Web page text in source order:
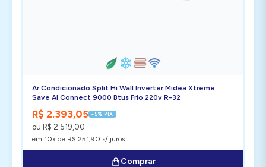
Ar Condicionado Split Hi Wall Inverter Midea Xtreme
Save Al Connect 9000 Btus Frio 220v R-32
R$ 2.393,05 -5% PIX
ou R$ 2.519,00
em 10x de R$ 251,90 s/ juros
Comprar